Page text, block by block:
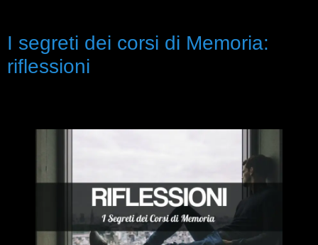
I segreti dei corsi di Memoria:
riflessioni